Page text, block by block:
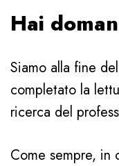
Hai
Siamo alla fine
completato la
ricerca del
Come sempre, in